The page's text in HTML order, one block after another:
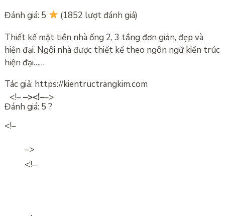
Đánh giá: 5
(1852 lượt đánh giá)
Thiết kế mặt tiền nhà ống 2, 3 tầng đơn giản, đẹp và
hiện đại. Ngôi nhà được thiết kế theo ngôn ngữ kiến ​​trúc
hiện đại……
Tác giả: https://kientructrangkim.com
Đánh giá: 5 ?
<!––><!––>
<!–
–>
<!–